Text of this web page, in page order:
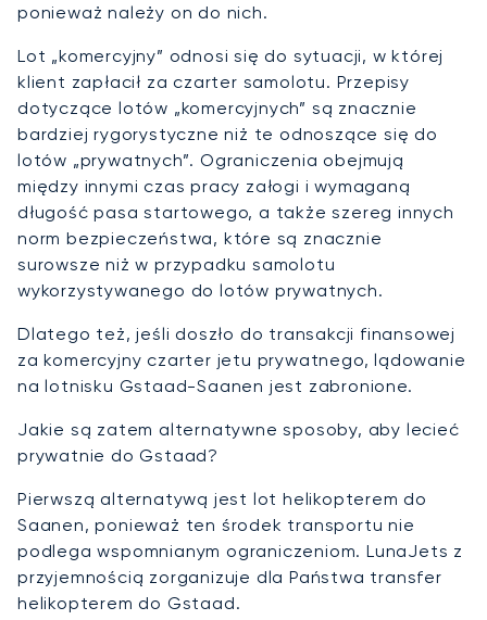
ponieważ należy on do nich.
Lot „komercyjny” odnosi się do sytuacji, w której
klient zapłacił za czarter samolotu. Przepisy
dotyczące lotów „komercyjnych” są znacznie
bardziej rygorystyczne niż te odnoszące się do
lotów „prywatnych”. Ograniczenia obejmują
między innymi czas pracy załogi i wymaganą
długość pasa startowego, a także szereg innych
norm bezpieczeństwa, które są znacznie
surowsze niż w przypadku samolotu
wykorzystywanego do lotów prywatnych.
Dlatego też, jeśli doszło do transakcji finansowej
za komercyjny czarter jetu prywatnego, lądowanie
na lotnisku Gstaad-Saanen jest zabronione.
Jakie są zatem alternatywne sposoby, aby lecieć
prywatnie do Gstaad?
Pierwszą alternatywą jest lot helikopterem do
Saanen, ponieważ ten środek transportu nie
podlega wspomnianym ograniczeniom. LunaJets z
przyjemnością zorganizuje dla Państwa transfer
helikopterem do Gstaad.